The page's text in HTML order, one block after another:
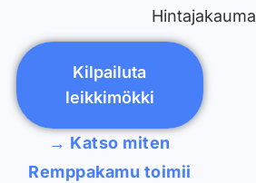
Hintajakauma
Kilpailuta
leikkimökki
→ Katso miten
Remppakamu toimii